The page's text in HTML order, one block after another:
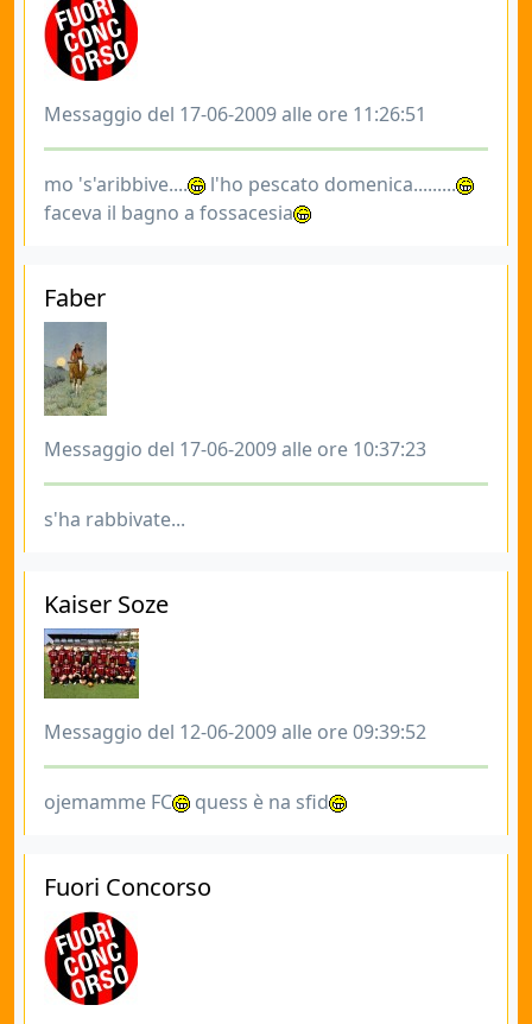
Messaggio del 17-06-2009 alle ore 11:26:51
mo 's'aribbive....
l'ho pescato domenica.........
faceva il bagno a fossacesia
Faber
Messaggio del 17-06-2009 alle ore 10:37:23
s'ha rabbivate...
Kaiser Soze
Messaggio del 12-06-2009 alle ore 09:39:52
ojemamme FC quess è na sfid
Fuori Concorso